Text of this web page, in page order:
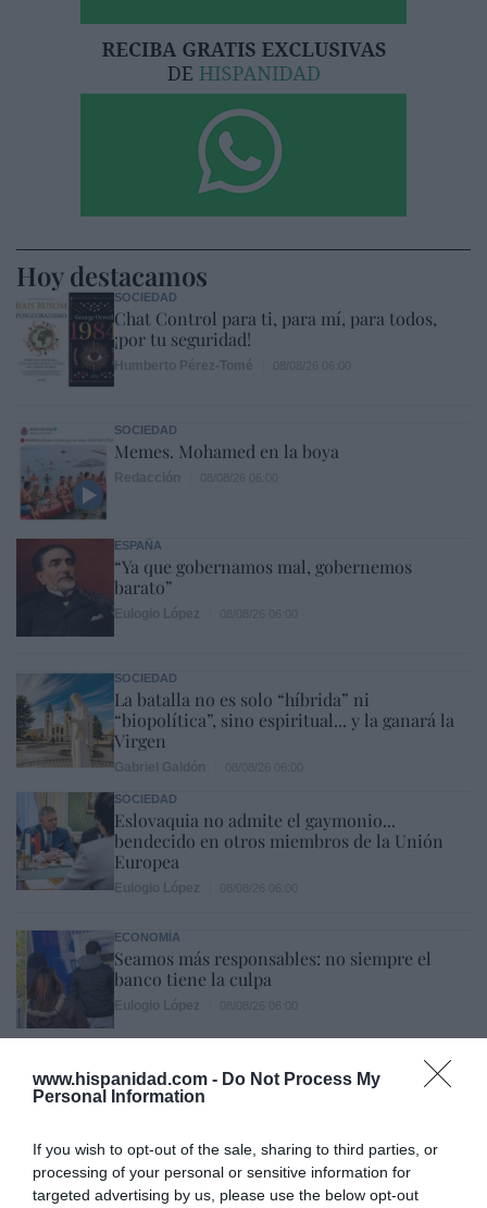
www.hispanidad.com - Do Not Process My
Personal Information
If you wish to opt-out of the sale, sharing to third parties, or
processing of your personal or sensitive information for
targeted advertising by us, please use the below opt-out
Hoy destacamos
SOCIEDAD
Chat Control para ti, para mí, para todos,
¡por tu seguridad!
SOCIEDAD
Memes. Mohamed en la boya
ESPAÑA
“Ya que gobernamos mal, gobernemos
barato”
SOCIEDAD
La batalla no es solo “híbrida” ni
“biopolítica”, sino espiritual... y la ganará la
Virgen
SOCIEDAD
Eslovaquia no admite el gaymonio...
bendecido en otros miembros de la Unión
Europea
ECONOMÍA
Seamos más responsables: no siempre el
banco tiene la culpa
La bomba de Hiroshima no perseguía a
Occidente, la de Nagasaki sí: era la ciudad
Eulogio López 08/08/26 06:00